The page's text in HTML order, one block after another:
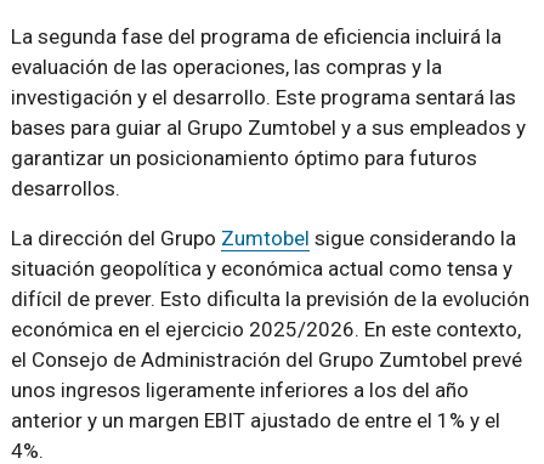
La segunda fase del programa de eficiencia incluirá la
evaluación de las operaciones, las compras y la
investigación y el desarrollo. Este programa sentará las
bases para guiar al Grupo Zumtobel y a sus empleados y
garantizar un posicionamiento óptimo para futuros
desarrollos.
La dirección del Grupo Zumtobel sigue considerando la
situación geopolítica y económica actual como tensa y
difícil de prever. Esto dificulta la previsión de la evolución
económica en el ejercicio 2025/2026. En este contexto,
el Consejo de Administración del Grupo Zumtobel prevé
unos ingresos ligeramente inferiores a los del año
anterior y un margen EBIT ajustado de entre el 1% y el
4%.